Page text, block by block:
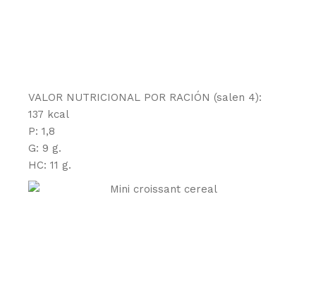
VALOR NUTRICIONAL POR RACIÓN (salen 4):
137 kcal
P: 1,8
G: 9 g.
HC: 11 g.